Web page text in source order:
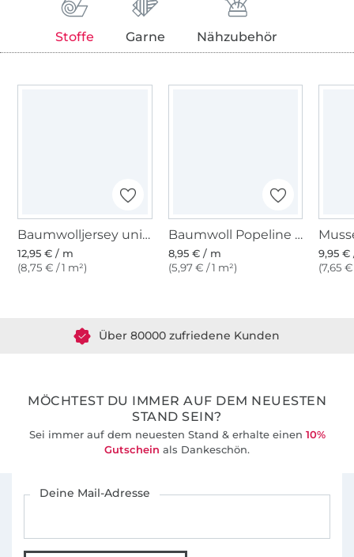
Stoffe Garne Nähzubehör
Baumwolljersey uni, schwarz
12,95 € / m
(8,75 € / 1 m²)
Baumwoll Popeline schwarz
8,95 € / m
(5,97 € / 1 m²)
9,95 €
(7,65
MÖCHTEST DU IMMER AUF DEM NEUESTEN
STAND SEIN?
Sei immer auf dem neuesten Stand & erhalte einen 10%
Gutschein als Dankeschön.
Deine Mail-Adresse